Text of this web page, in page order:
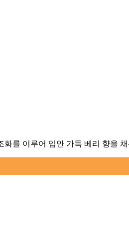
를 이루어 입안 가득 베리 향을